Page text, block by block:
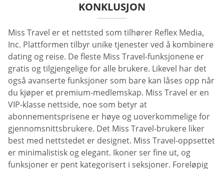
KONKLUSJON
Miss Travel er et nettsted som tilhører Reflex Media,
Inc. Plattformen tilbyr unike tjenester ved å kombinere
dating og reise. De fleste Miss Travel-funksjonene er
gratis og tilgjengelige for alle brukere. Likevel har det
også avanserte funksjoner som bare kan låses opp når
du kjøper et premium-medlemskap. Miss Travel er en
VIP-klasse nettside, noe som betyr at
abonnementsprisene er høye og uoverkommelige for
gjennomsnittsbrukere. Det Miss Travel-brukere liker
best med nettstedet er designet. Miss Travel-oppsettet
er minimalistisk og elegant. Ikoner ser fine ut, og
funksjoner er pent kategorisert i seksjoner. Foreløpig